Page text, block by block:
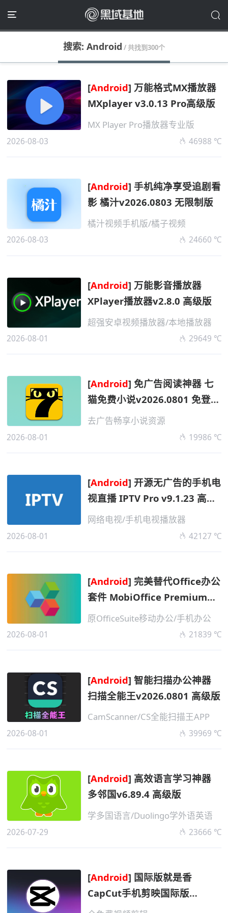
搜索: Android / 共找到300个
[Android] 万能格式MX播放器
MXplayer v3.0.13 Pro高级版
MX Player Pro播放器专业版
2026-08-03 46988 ℃
[Android] 手机纯净享受追剧看
影 橘汁v2026.0803 无限制版
橘汁视频手机版/橘子视频
2026-08-03 24660 ℃
[Android] 万能影音播放器
XPlayer播放器v2.8.0 高级版
超强安卓视频播放器/本地播放器
2026-08-01 29649 ℃
[Android] 免广告阅读神器 七
猫免费小说v2026.0801 免登录
解锁版
去广告畅享小说资源
2026-08-01 19986 ℃
[Android] 开源无广告的手机电
视直播 IPTV Pro v9.1.23 高级
版
网络电视/手机电视播放器
2026-08-01 42127 ℃
[Android] 完美替代Office办公
套件 MobiOffice Premium
v16.5.60515 高级版
原OfficeSuite移动办公/手机办公
2026-08-01 21839 ℃
[Android] 智能扫描办公神器
扫描全能王v2026.0801 高级版
CamScanner/CS全能扫描王APP
2026-08-01 39969 ℃
[Android] 高效语言学习神器
多邻国v6.89.4 高级版
学多国语言/Duolingo学外语英语
2026-07-29 23666 ℃
[Android] 国际版就是香
CapCut手机剪映国际版
v2026.0729 高级版